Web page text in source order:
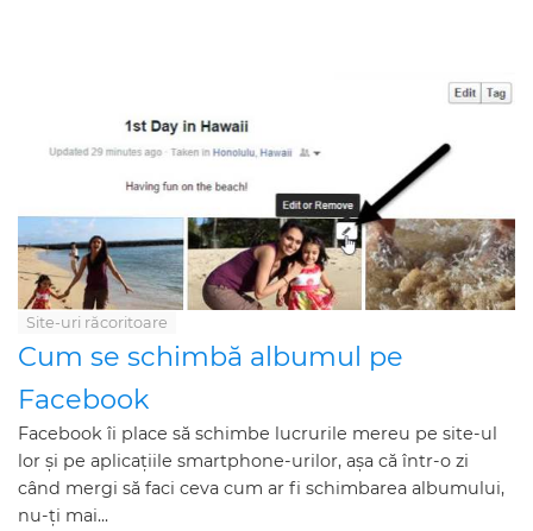
Site-uri răcoritoare
Cum se schimbă albumul pe
Facebook
Facebook îi place să schimbe lucrurile mereu pe site-ul
lor și pe aplicațiile smartphone-urilor, așa că într-o zi
când mergi să faci ceva cum ar fi schimbarea albumului,
nu-ți mai...